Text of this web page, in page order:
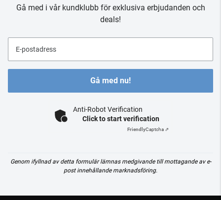
Gå med i vår kundklubb för exklusiva erbjudanden och
deals!
E-postadress
Gå med nu!
Anti-Robot Verification
Click to start verification
FriendlyCaptcha ⇗
Genom ifyllnad av detta formulär lämnas medgivande till mottagande av e-
post innehållande marknadsföring.